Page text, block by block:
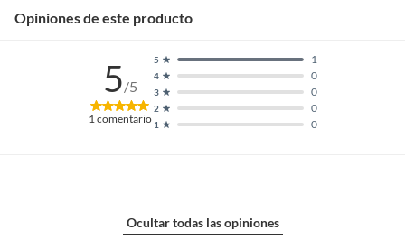
Opiniones de este producto
5/5
1comentario 1 0
2 0
3 0
4 0
5 1
Ocultar todas las opiniones